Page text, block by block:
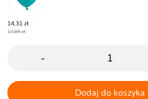
14,31 zł
17,89 zł
-
Dodaj do koszyka